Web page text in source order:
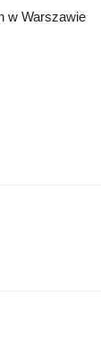
w Warszawie